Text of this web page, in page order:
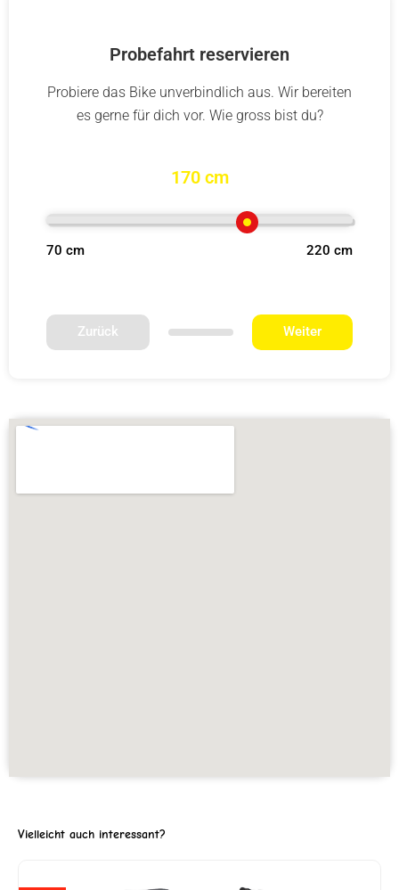
Probefahrt reservieren
Probiere das Bike unverbindlich aus. Wir bereiten
es gerne für dich vor. Wie gross bist du?
170 cm
70 cm 220 cm
Zurück Weiter
Vielleicht auch interessant?